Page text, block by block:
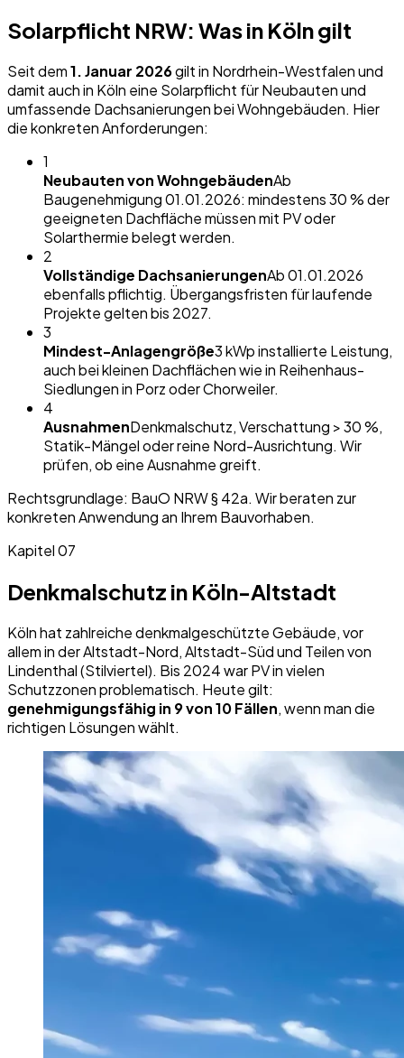
Solarpflicht NRW: Was in Köln gilt
Seit dem1. Januar 2026gilt in Nordrhein-Westfalen und
damit auch in Köln eine Solarpflicht für Neubauten und
umfassende Dachsanierungen bei Wohngebäuden. Hier
die konkreten Anforderungen:
1
Neubauten von WohngebäudenAb
Baugenehmigung 01.01.2026: mindestens 30 % der
geeigneten Dachfläche müssen mit PV oder
Solarthermie belegt werden.
2
Vollständige DachsanierungenAb 01.01.2026
ebenfalls pflichtig. Übergangsfristen für laufende
Projekte gelten bis 2027.
3
Mindest-Anlagengröße3 kWp installierte Leistung,
auch bei kleinen Dachflächen wie in Reihenhaus-
Siedlungen in Porz oder Chorweiler.
4
AusnahmenDenkmalschutz, Verschattung > 30 %,
Statik-Mängel oder reine Nord-Ausrichtung. Wir
prüfen, ob eine Ausnahme greift.
Rechtsgrundlage: BauO NRW § 42a. Wir beraten zur
konkreten Anwendung an Ihrem Bauvorhaben.
Kapitel 07
Denkmalschutz in Köln-Altstadt
Köln hat zahlreiche denkmalgeschützte Gebäude, vor
allem in der Altstadt-Nord, Altstadt-Süd und Teilen von
Lindenthal (Stilviertel). Bis 2024 war PV in vielen
Schutzzonen problematisch. Heute gilt:
genehmigungsfähig in 9 von 10 Fällen, wenn man die
richtigen Lösungen wählt.